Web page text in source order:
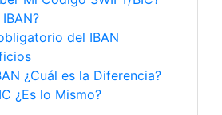
del IBAN
¿Cuál es la Diferencia?
¿Es lo Mismo?